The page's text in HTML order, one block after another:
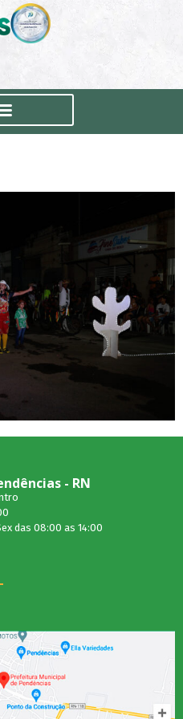
- RN
das 08:00 as 14:00